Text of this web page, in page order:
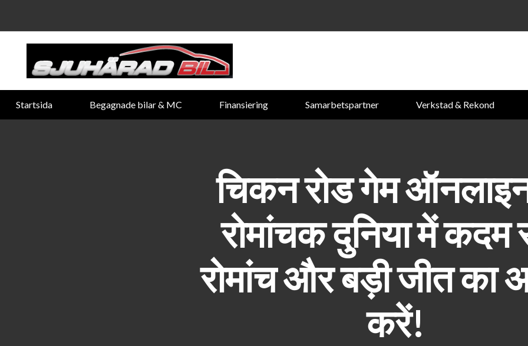
Startsida Begagnade bilar & MC Finansiering Samarbetspartner Verkstad & Rekond
चिकन रोड गेम
रोमांचक दुनिया में कदम
रोमांच और बड़ी जीत का
करें!